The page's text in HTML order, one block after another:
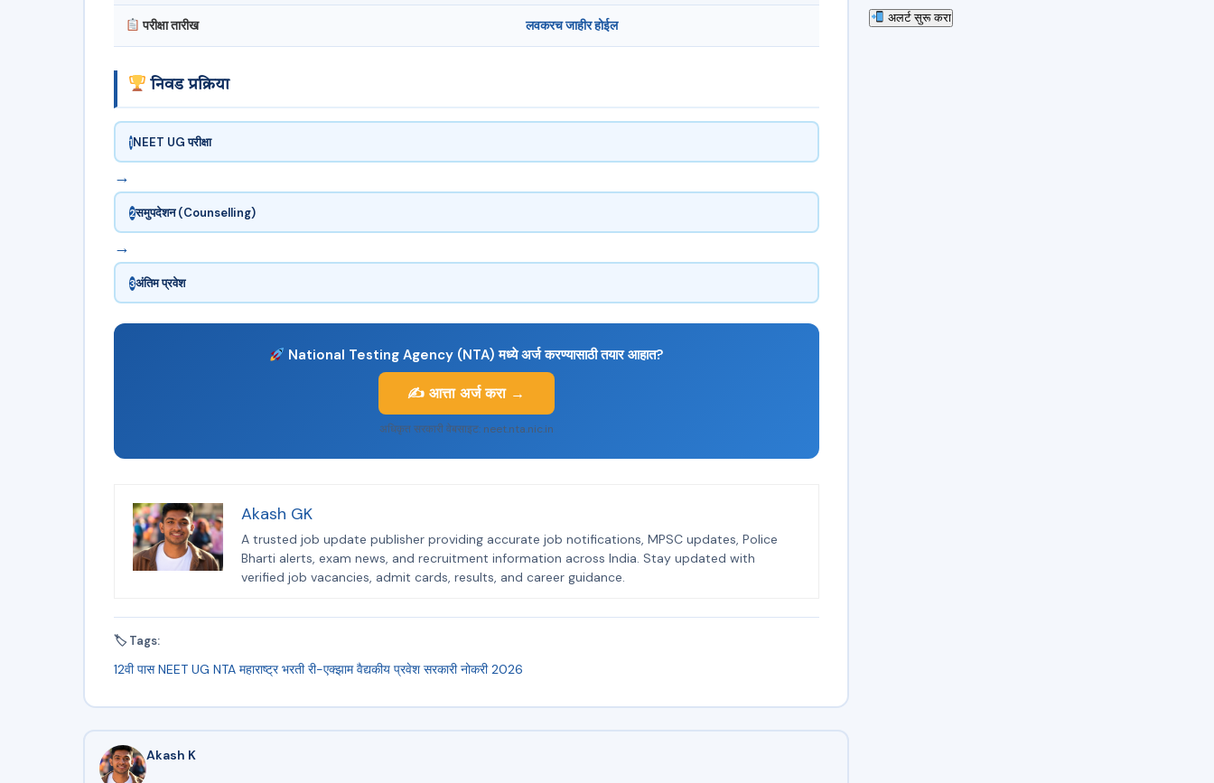
परीक्षा तारीख लवकरच जाहीर होईल
निवड प्रक्रिया
1NEET UG परीक्षा
→
2समुपदेशन (Counselling)
→
3अंतिम प्रवेश
National Testing Agency (NTA) मध्ये अर्ज करण्यासाठी तयार आहात?
✍️ आत्ता अर्ज करा →
अधिकृत सरकारी वेबसाइट: neet.nta.nic.in
Akash GK
A trusted job update publisher providing accurate job notifications, MPSC updates, Police
Bharti alerts, exam news, and recruitment information across India. Stay updated with
verified job vacancies, admit cards, results, and career guidance.
🏷 Tags:
12वी पास NEET UG NTA महाराष्ट्र भरती री-एक्झाम वैद्यकीय प्रवेश सरकारी नोकरी 2026
Akash K
अलर्ट सुरू करा